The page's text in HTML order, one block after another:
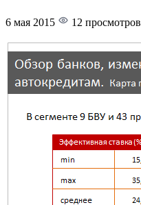
6 мая 2015 12 просмотров